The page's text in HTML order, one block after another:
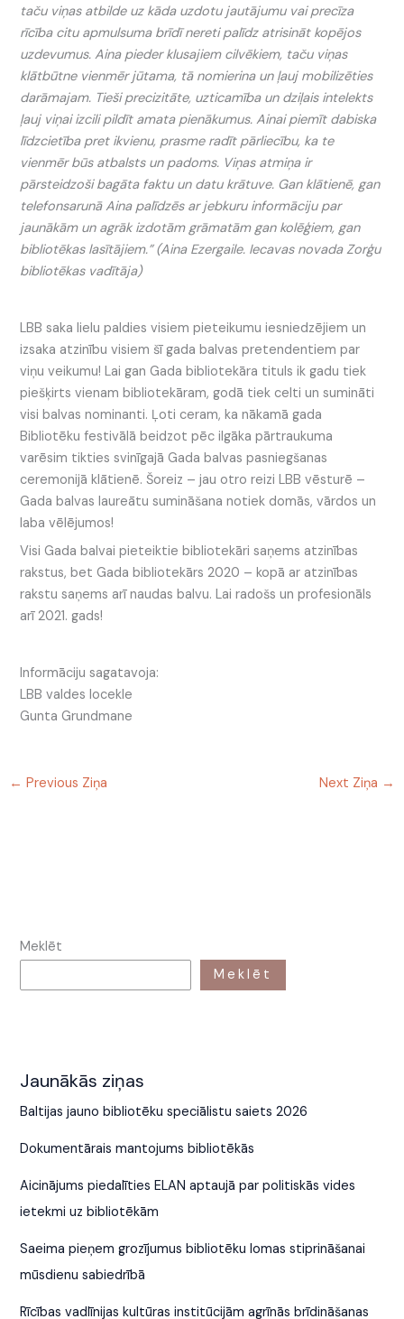
taču viņas atbilde uz kāda uzdotu jautājumu vai precīza
rīcība citu apmulsuma brīdī nereti palīdz atrisināt kopējos
uzdevumus. Aina pieder klusajiem cilvēkiem, taču viņas
klātbūtne vienmēr jūtama, tā nomierina un ļauj mobilizēties
darāmajam. Tieši precizitāte, uzticamība un dziļais intelekts
ļauj viņai izcili pildīt amata pienākumus. Ainai piemīt dabiska
līdzcietība pret ikvienu, prasme radīt pārliecību, ka te
vienmēr būs atbalsts un padoms. Viņas atmiņa ir
pārsteidzoši bagāta faktu un datu krātuve. Gan klātienē, gan
telefonsarunā Aina palīdzēs ar jebkuru informāciju par
jaunākām un agrāk izdotām grāmatām gan kolēģiem, gan
bibliotēkas lasītājiem.” (Aina Ezergaile. Iecavas novada Zorģu
bibliotēkas vadītāja)
LBB saka lielu paldies visiem pieteikumu iesniedzējiem un
izsaka atzinību visiem šī gada balvas pretendentiem par
viņu veikumu! Lai gan Gada bibliotekāra tituls ik gadu tiek
piešķirts vienam bibliotekāram, godā tiek celti un sumināti
visi balvas nominanti. Ļoti ceram, ka nākamā gada
Bibliotēku festivālā beidzot pēc ilgāka pārtraukuma
varēsim tikties svinīgajā Gada balvas pasniegšanas
ceremonijā klātienē. Šoreiz – jau otro reizi LBB vēsturē –
Gada balvas laureātu sumināšana notiek domās, vārdos un
laba vēlējumos!
Visi Gada balvai pieteiktie bibliotekāri saņems atzinības
rakstus, bet Gada bibliotekārs 2020 – kopā ar atzinības
rakstu saņems arī naudas balvu. Lai radošs un profesionāls
arī 2021. gads!
Informāciju sagatavoja:
LBB valdes locekle
Gunta Grundmane
← Previous Ziņa Next Ziņa →
Meklēt
Meklēt
Jaunākās ziņas
Baltijas jauno bibliotēku speciālistu saiets 2026
Dokumentārais mantojums bibliotēkās
Aicinājums piedalīties ELAN aptaujā par politiskās vides
ietekmi uz bibliotēkām
Saeima pieņem grozījumus bibliotēku lomas stiprināšanai
mūsdienu sabiedrībā
Rīcības vadlīnijas kultūras institūcijām agrīnās brīdināšanas